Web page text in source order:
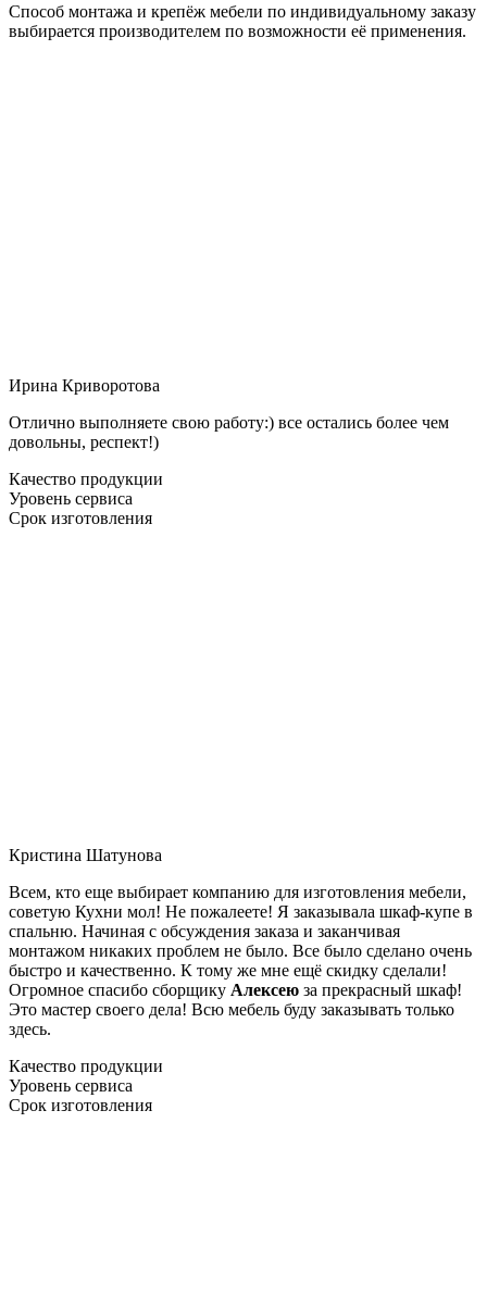
Способ монтажа и крепёж мебели по индивидуальному заказу
выбирается производителем по возможности её применения.
Ирина Криворотова
Отлично выполняете свою работу:) все остались более чем
довольны, респект!)
Качество продукции
Уровень сервиса
Срок изготовления
Кристина Шатунова
Всем, кто еще выбирает компанию для изготовления мебели,
советую Кухни мол! Не пожалеете! Я заказывала шкаф-купе в
спальню. Начиная с обсуждения заказа и заканчивая
монтажом никаких проблем не было. Все было сделано очень
быстро и качественно. К тому же мне ещё скидку сделали!
Огромное спасибо сборщику Алексею за прекрасный шкаф!
Это мастер своего дела! Всю мебель буду заказывать только
здесь.
Качество продукции
Уровень сервиса
Срок изготовления